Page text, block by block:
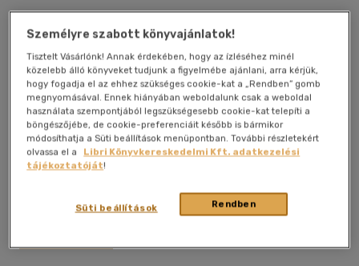
Scolar Kiadó Kft.|2022|magyar nyelvű|lapozó|26 oldal
Sok millió évvel ezelőtt a dinoszauruszok uralták a Földet -
akadtak közöttük kicsik és nagyok, pikkelyesek és tüskések,
szelídek és lomhák, illetve vadak és gyorsak is. A
dinoszauruszok a hüllők közé tartoztak. Nagyjából 233 millió
évvel ezelőtt jelentek meg a bolygónkon, és kb. 66 millió évvel
köszönhetjük.
+ Mutass többet
Személyre szabott könyvajánlatok!
Tisztelt Vásárlónk! Annak érdekében, hogy az ízléséhez minél
közelebb álló könyveket tudjunk a figyelmébe ajánlani, arra kérjük,
hogy fogadja el az ehhez szükséges cookie-kat a „Rendben” gomb
megnyomásával. Ennek hiányában weboldalunk csak a weboldal
használata szempontjából legszükségesebb cookie-kat telepíti a
böngészőjébe, de cookie-preferenciáit később is bármikor
módosíthatja a Süti beállítások menüpontban. További részletekért
olvassa el a
Libri Könyvkereskedelmi Kft. adatkezelési
tájékoztatóját!
Rendben
Süti beállítások